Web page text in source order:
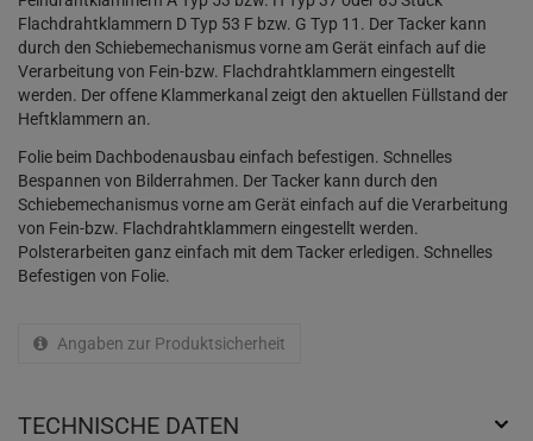
Flachdrahtklammern D Typ 53 F bzw. G Typ 11. Der Tacker kann
durch den Schiebemechanismus vorne am Gerät einfach auf die
Verarbeitung von Fein-bzw. Flachdrahtklammern eingestellt
werden. Der offene Klammerkanal zeigt den aktuellen Füllstand der
Heftklammern an.
Folie beim Dachbodenausbau einfach befestigen. Schnelles
Bespannen von Bilderrahmen. Der Tacker kann durch den
Schiebemechanismus vorne am Gerät einfach auf die Verarbeitung
von Fein-bzw. Flachdrahtklammern eingestellt werden.
Polsterarbeiten ganz einfach mit dem Tacker erledigen. Schnelles
Befestigen von Folie.
Angaben zur Produktsicherheit
TECHNISCHE DATEN